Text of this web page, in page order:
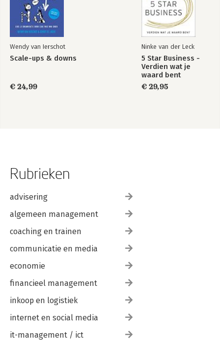
Wendy van Ierschot
Scale-ups & downs
€ 24,99
Ninke van der Leck
5 Star Business -
Verdien wat je
waard bent
€ 29,95
Rubrieken
advisering
algemeen management
coaching en trainen
communicatie en media
economie
financieel management
inkoop en logistiek
internet en social media
it-management / ict